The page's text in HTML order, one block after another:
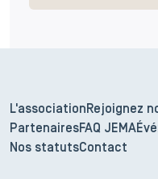
L'association Rejoignez
PartenairesFAQ JEMA
Nos statutsContact